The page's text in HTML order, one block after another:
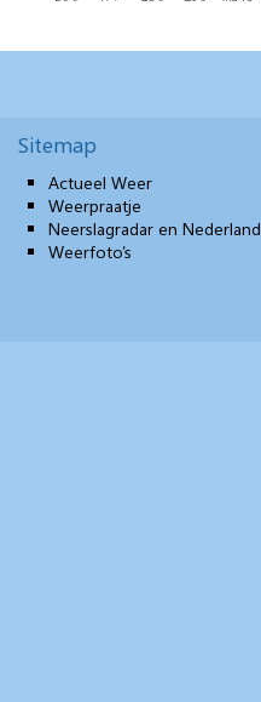
Sitemap
Actueel Weer
Weerpraatje
Neerslagradar en Nederland
Weerfoto’s